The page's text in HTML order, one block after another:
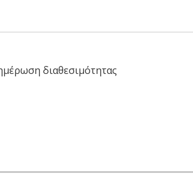
διαθεσιμότητας